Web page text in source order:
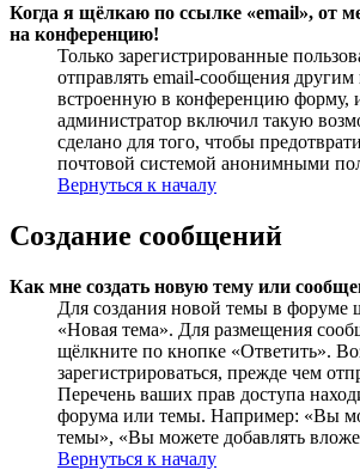
Когда я щёлкаю по ссылке «email», от
на конференцию!
Только зарегистрированные
отправлять email-сообщения другим
встроенную в конференцию форму,
администратор включил такую
сделано для того, чтобы
почтовой системой анонимными
Вернуться к началу
Создание сообщений
Как мне создать новую тему или
Для создания новой темы в форуме
«Новая тема». Для размещения
щёлкните по кнопке «Ответить».
зарегистрироваться, прежде чем
Перечень ваших прав доступа
форума или темы. Например: «Вы
темы», «Вы можете добавлять
Вернуться к началу